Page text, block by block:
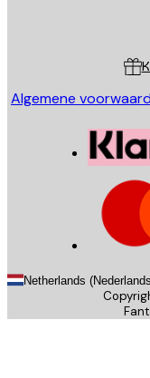
Algemene
Netherlands